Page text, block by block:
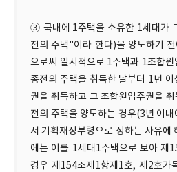
③ 국내에 1주택을 소유한 1세대가
전의 주택"이라 한다)을 양도하기
으로써 일시적으로 1주택과 1조합
종전의 주택을 취득한 날부터 1년
권을 취득하고 그 조합원입주권을
전의 주택을 양도하는 경우(3년 이
서 기획재정부령으로 정하는 사유에
에는 이를 1세대1주택으로 보아 제
경우 제154조제1항제1호, 제2호가